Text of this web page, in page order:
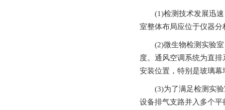
(1)检测技术发展迅速
室整体布局应位于仪器分析
(2)微生物检测实验室
度。通风空调系统为直
安装位置，特别是玻璃
(3)为了满足检测实验室
设备排气支路并入多个平行